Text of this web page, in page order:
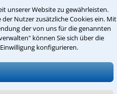
unserer Website zu gewährleisten.
Nutzer zusätzliche Cookies ein. Mit
der von uns für die genannten
können Sie sich über die
konfigurieren.